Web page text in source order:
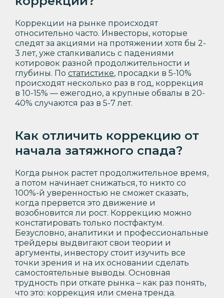
Коррекции на рынке происходят
относительно часто. Инвесторы, которые
следят за акциями на протяжении хотя бы 2-
3 лет, уже сталкивались с падениями
котировок разной продолжительности и
глубины. По статистике, просадки в 5-10%
происходят несколько раз в год, коррекция
в 10-15% — ежегодно, а крупные обвалы в 20-
40% случаются раз в 5-7 лет.
Как отличить коррекцию от
начала затяжного спада?
Когда рынок растет продолжительное время,
а потом начинает снижаться, то никто со
100%-й уверенностью не сможет сказать,
когда прервется это движение и
возобновится ли рост. Коррекцию можно
констатировать только постфактум.
Безусловно, аналитики и профессиональные
трейдеры выдвигают свои теории и
аргументы, инвестору стоит изучить все
точки зрения и на их основании сделать
самостоятельные выводы. Основная
трудность при откате рынка – как раз понять,
что это: коррекция или смена тренда.